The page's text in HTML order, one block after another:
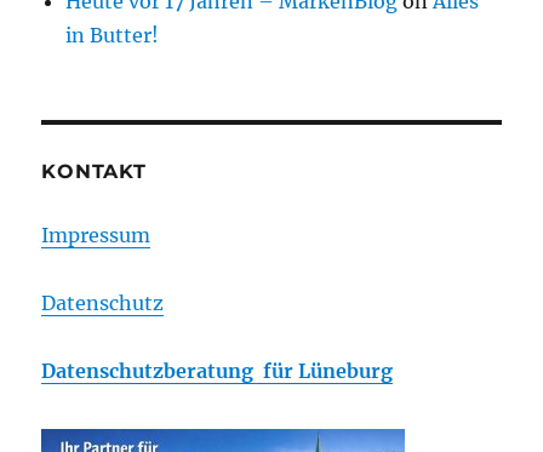
in Butter!
KONTAKT
Impressum
Datenschutz
Datenschutzberatung für Lüneburg